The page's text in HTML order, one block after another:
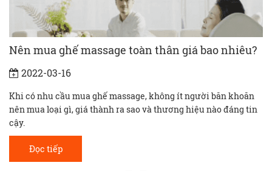
Nên mua ghế massage toàn thân giá bao nhiêu?
2022-03-16
Khi có nhu cầu mua ghế massage, không ít người băn khoăn
nên mua loại gì, giá thành ra sao và thương hiệu nào đáng tin
cậy.
Đọc tiếp